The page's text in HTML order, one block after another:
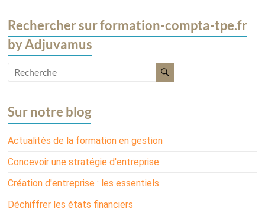
Rechercher sur formation-compta-tpe.fr
by Adjuvamus
Sur notre blog
Actualités de la formation en gestion
Concevoir une stratégie d'entreprise
Création d'entreprise : les essentiels
Déchiffrer les états financiers